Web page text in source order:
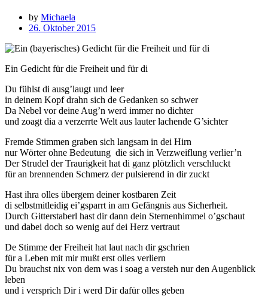
by Michaela
26. Oktober 2015
Ein Gedicht für die Freiheit und für di
Du fühlst di ausg’laugt und leer
in deinem Kopf drahn sich de Gedanken so schwer
Da Nebel vor deine Aug’n werd immer no dichter
und zoagt dia a verzerrte Welt aus lauter lachende G’sichter
Fremde Stimmen graben sich langsam in dei Hirn
nur Wörter ohne Bedeutung die sich in Verzweiflung verlier’n
Der Strudel der Traurigkeit hat di ganz plötzlich verschluckt
für an brennenden Schmerz der pulsierend in dir zuckt
Hast ihra olles übergem deiner kostbaren Zeit
di selbstmitleidig ei’gsparrt in am Gefängnis aus Sicherheit.
Durch Gitterstaberl hast dir dann dein Sternenhimmel o’gschaut
und dabei doch so wenig auf dei Herz vertraut
De Stimme der Freiheit hat laut nach dir gschrien
für a Leben mit mir mußt erst olles verliern
Du brauchst nix von dem was i soag a versteh nur den Augenblick
leben
und i versprich Dir i werd Dir dafür olles geben